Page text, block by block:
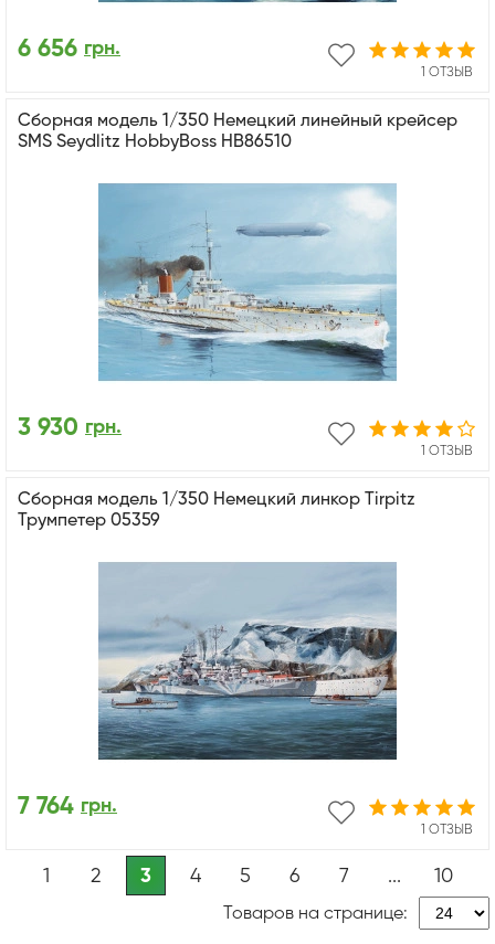
1 ОТЗЫВ
6 656 грн.
Сборная модель 1/350 Немецкий линейный крейсер
SMS Seydlitz HobbyBoss HB86510
1 ОТЗЫВ
3 930 грн.
Сборная модель 1/350 Немецкий линкор Tirpitz
Трумпетер 05359
1 ОТЗЫВ
7 764 грн.
1 2 3 4 5 6 7 ... 10
Товаров на странице: